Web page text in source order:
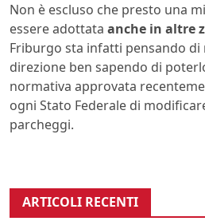
Non è escluso che presto una
essere adottata anche in altre
Friburgo sta infatti pensando di
direzione ben sapendo di
normativa approvata
ogni Stato Federale di
parcheggi.
ARTICOLI RECENTI